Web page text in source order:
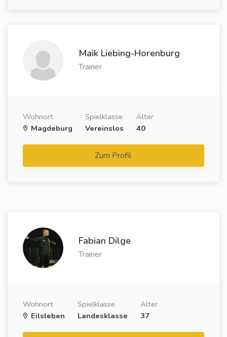
Maik Liebing-Horenburg
Trainer
Wohnort
Magdeburg
Spielklasse
Vereinslos
Alter
40
Zum Profil
Fabian Dilge
Trainer
Wohnort
Eilsleben
Spielklasse
Landesklasse
Alter
37